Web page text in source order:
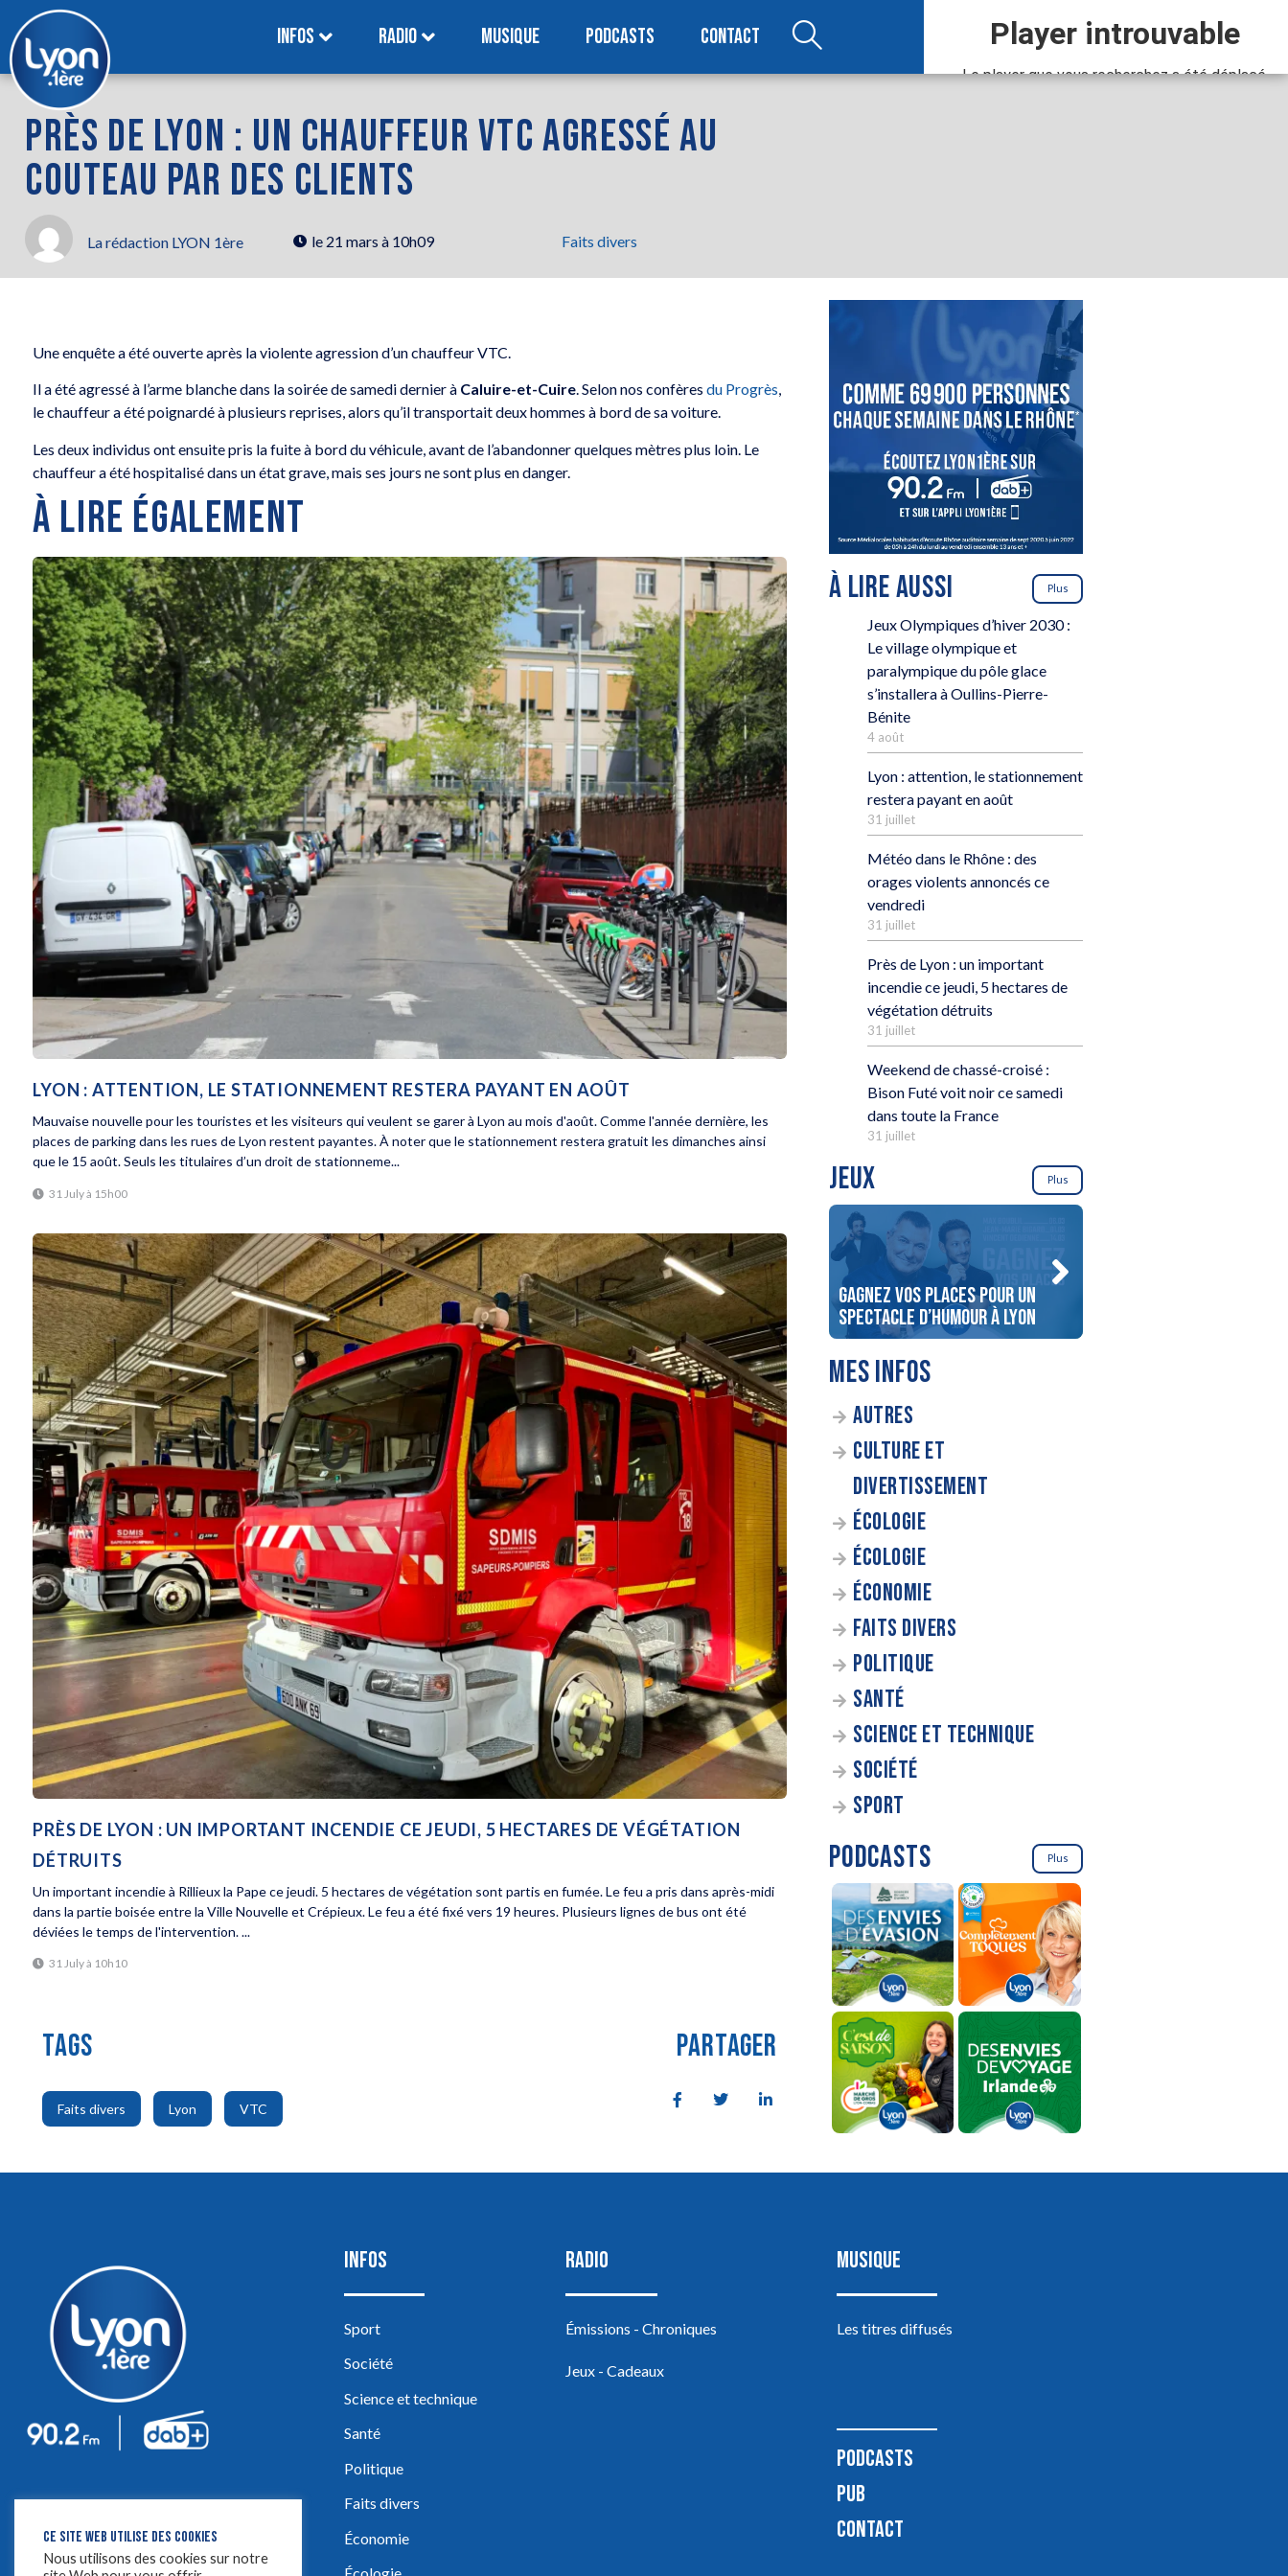
INFOS RADIO MUSIQUE PODCASTS CONTACT
PRÈS DE LYON : UN CHAUFFEUR VTC AGRESSÉ AU
COUTEAU PAR DES CLIENTS
La rédaction LYON 1ère le 21 mars à 10h09 Faits divers
Une enquête a été ouverte après la violente agression d’un chauffeur VTC.
Il a été agressé à l’arme blanche dans la soirée de samedi dernier à Caluire-et-Cuire. Selon nos confèresdu Progrès,
le chauffeur a été poignardé à plusieurs reprises, alors qu’il transportait deux hommes à bord de sa voiture.
Les deux individus ont ensuite pris la fuite à bord du véhicule, avant de l’abandonner quelques mètres plus loin. Le
chauffeur a été hospitalisé dans un état grave, mais ses jours ne sont plus en danger.
À LIRE ÉGALEMENT
LYON : ATTENTION, LE STATIONNEMENT RESTERA PAYANT EN AOÛT
Mauvaise nouvelle pour les touristes et les visiteurs qui veulent se garer à Lyon au mois d'août. Comme l'année dernière, les
places de parking dans les rues de Lyon restent payantes. À noter que le stationnement restera gratuit les dimanches ainsi
que le 15 août. Seuls les titulaires d’un droit de stationneme...
31 July à 15h00
PRÈS DE LYON : UN IMPORTANT INCENDIE CE JEUDI, 5 HECTARES DE VÉGÉTATION
DÉTRUITS
Un important incendie à Rillieux la Pape ce jeudi. 5 hectares de végétation sont partis en fumée. Le feu a pris dans après-midi
dans la partie boisée entre la Ville Nouvelle et Crépieux. Le feu a été fixé vers 19 heures. Plusieurs lignes de bus ont été
déviées le temps de l'intervention. ...
31 July à 10h10
TAGS
Faits divers
,
Lyon
,
VTC
PARTAGER
À LIRE AUSSI Plus
Jeux Olympiques d’hiver 2030 :
Le village olympique et
paralympique du pôle glace
s’installera à Oullins-Pierre-
Bénite
4 août
Lyon : attention, le stationnement
restera payant en août
31 juillet
Météo dans le Rhône : des
orages violents annoncés ce
vendredi
31 juillet
Près de Lyon : un important
incendie ce jeudi, 5 hectares de
végétation détruits
31 juillet
Weekend de chassé-croisé :
Bison Futé voit noir ce samedi
dans toute la France
31 juillet
JEUX Plus
Gagnez vos places pour le
spectacle de Chantal Ladesou
Voyagez à l’époque des
créatures du fond des âges
Gagnez votre séjour en Irlande
!
Gagnez vos places pour un
spectacle d’humour à Lyon
MES INFOS
AUTRES
CULTURE ET
DIVERTISSEMENT
ÉCOLOGIE
ÉCOLOGIE
ÉCONOMIE
FAITS DIVERS
POLITIQUE
SANTÉ
SCIENCE ET TECHNIQUE
SOCIÉTÉ
SPORT
PODCASTS Plus
INFOS
Sport
Société
Science et technique
Santé
Politique
Faits divers
Économie
RADIO
Émissions - Chroniques
Jeux - Cadeaux
MUSIQUE
Les titres diffusés
PODCASTS
PUB
CONTACT
CE SITE WEB UTILISE DES COOKIES
Nous utilisons des cookies sur notre